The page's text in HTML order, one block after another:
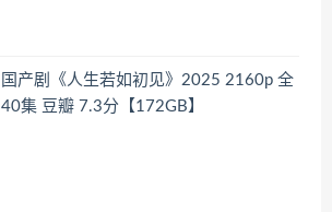
国产剧《人生若如初见》2025 2160p 全
40集 豆瓣 7.3分【172GB】